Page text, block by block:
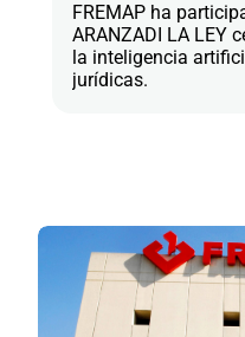
FREMAP ha
ARANZADI LA LEY
la inteligencia
jurídicas.